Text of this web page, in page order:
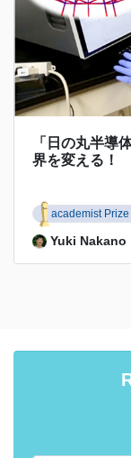
「日の丸半導
界を変える！
academist
Yuki Nakano